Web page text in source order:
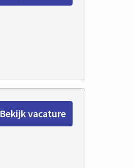
Bekijk vacature